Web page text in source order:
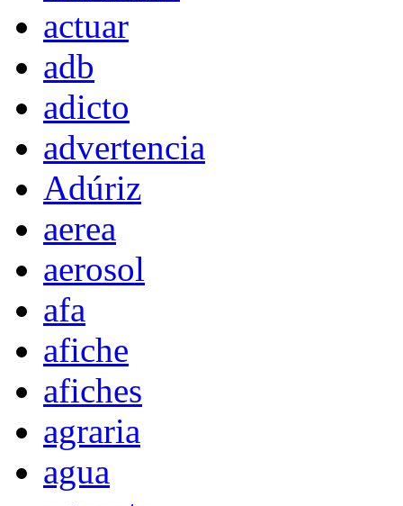
actuar
adb
adicto
advertencia
Adúriz
aerea
aerosol
afa
afiche
afiches
agraria
agua